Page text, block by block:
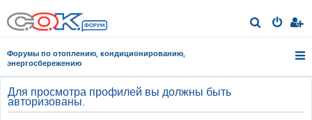
о
Форумы по отоплению, кондиционированию,
энергосбережению
Для просмотра профилей вы должны быть
авторизованы.